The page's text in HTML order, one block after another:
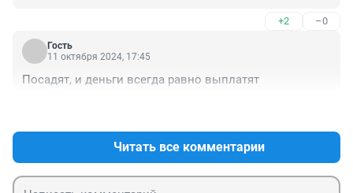
+2 –0
Гость
11 октября 2024, 17:45
Посадят, и деньги всегда равно выплатят
Читать все комментарии